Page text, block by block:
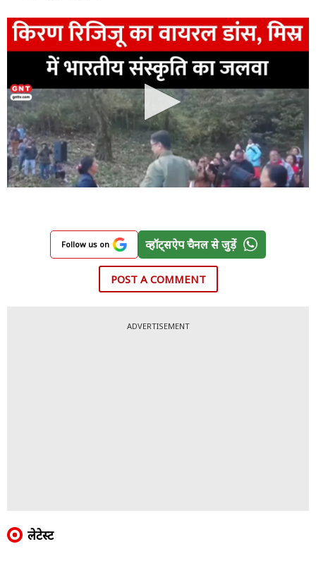
Follow us on व्हॉट्सऐप चैनल से जुड़ें
POST A COMMENT
ADVERTISEMENT
लेटेस्ट